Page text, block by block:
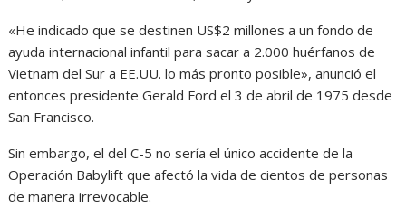
«He indicado que se destinen US$2 millones a un fondo de
ayuda internacional infantil para sacar a 2.000 huérfanos de
Vietnam del Sur a EE.UU. lo más pronto posible», anunció el
entonces presidente Gerald Ford el 3 de abril de 1975 desde
San Francisco.
Sin embargo, el del C-5 no sería el único accidente de la
Operación Babylift que afectó la vida de cientos de personas
de manera irrevocable.